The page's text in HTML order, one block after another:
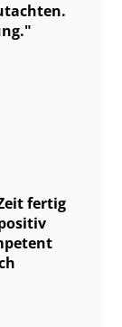
fertig